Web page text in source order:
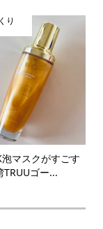
り
マスクがすごす
TRUUゴー...